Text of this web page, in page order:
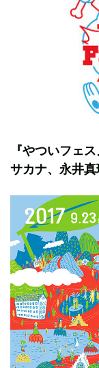
『やついフェ
サカナ、永井